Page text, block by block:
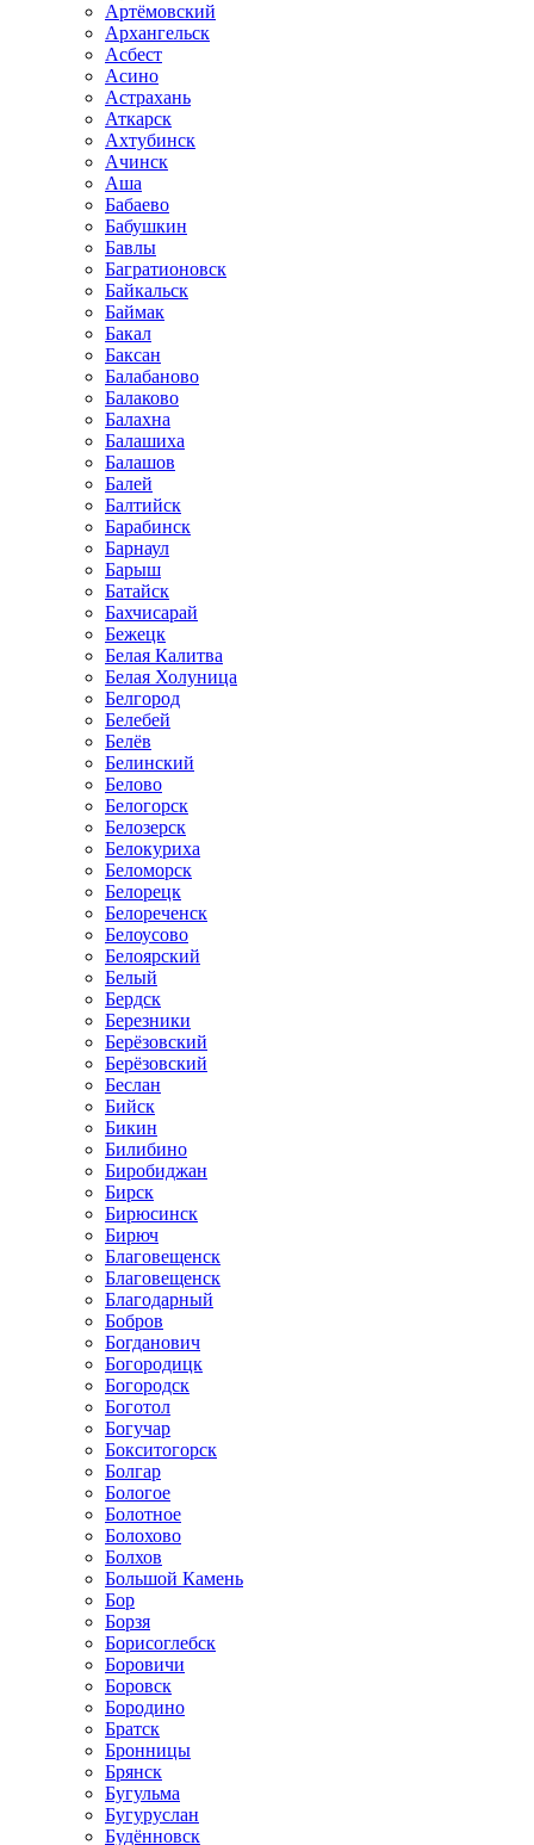
Артёмовский
Архангельск
Асбест
Асино
Астрахань
Аткарск
Ахтубинск
Ачинск
Аша
Бабаево
Бабушкин
Бавлы
Багратионовск
Байкальск
Баймак
Бакал
Баксан
Балабаново
Балаково
Балахна
Балашиха
Балашов
Балей
Балтийск
Барабинск
Барнаул
Барыш
Батайск
Бахчисарай
Бежецк
Белая Калитва
Белая Холуница
Белгород
Белебей
Белёв
Белинский
Белово
Белогорск
Белозерск
Белокуриха
Беломорск
Белорецк
Белореченск
Белоусово
Белоярский
Белый
Бердск
Березники
Берёзовский
Берёзовский
Беслан
Бийск
Бикин
Билибино
Биробиджан
Бирск
Бирюсинск
Бирюч
Благовещенск
Благовещенск
Благодарный
Бобров
Богданович
Богородицк
Богородск
Боготол
Богучар
Бокситогорск
Болгар
Бологое
Болотное
Болохово
Болхов
Большой Камень
Бор
Борзя
Борисоглебск
Боровичи
Боровск
Бородино
Братск
Бронницы
Брянск
Бугульма
Бугуруслан
Будённовск